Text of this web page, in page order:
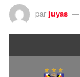
par juyas